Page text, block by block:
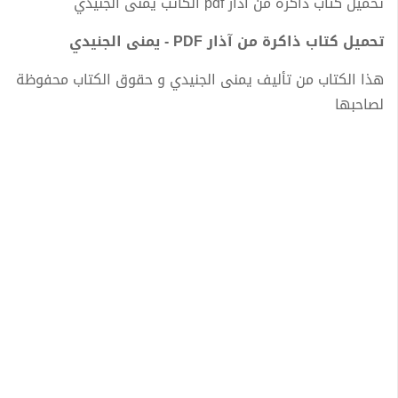
تحميل كتاب ذاكرة من آذار PDF - يمنى الجنيدي
هذا الكتاب من تأليف يمنى الجنيدي و حقوق الكتاب محفوظة
لصاحبها